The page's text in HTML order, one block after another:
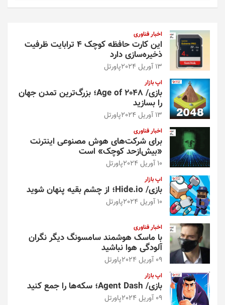
اخبار فناوری
این کارت حافظه کوچک ۴ ترابایت ظرفیت
ذخیره‌سازی دارد
13 آوریل 2024 پاورتل
اپ بازار
بازی/ Age of 2048؛ بزرگ‌ترین تمدن جهان
را بسازید
13 آوریل 2024 پاورتل
اخبار فناوری
برای شرکت‌های هوش مصنوعی اینترنت
«بیش‌از‌حد کوچک» است
10 آوریل 2024 پاورتل
اپ بازار
بازی/ Hide.io؛ از چشم بقیه پنهان شوید
10 آوریل 2024 پاورتل
اخبار فناوری
با ماسک هوشمند سامسونگ دیگر نگران
آلودگی هوا نباشید
09 آوریل 2024 پاورتل
اپ بازار
بازی/ Agent Dash؛ سکه‌ها را جمع کنید
09 آوریل 2024 پاورتل